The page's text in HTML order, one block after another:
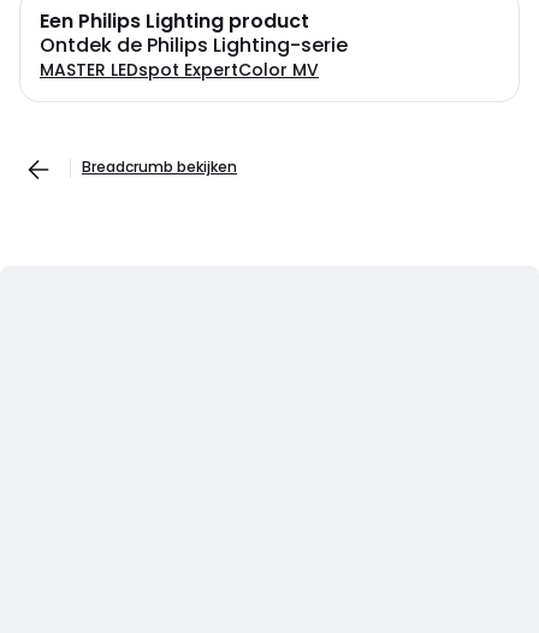
Een Philips Lighting product
Ontdek de Philips Lighting-serie
MASTER LEDspot ExpertColor MV
Breadcrumb bekijken